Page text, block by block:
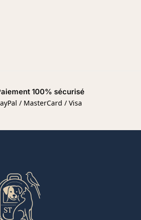
100% sécurisé
/ MasterCard / Visa